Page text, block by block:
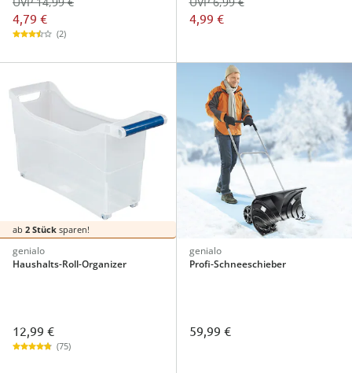
4,79 €
(2)
4,99 €
ab 2 Stück sparen!
genialo
Haushalts-Roll-Organizer
12,99 €
(75)
genialo
Profi-Schneeschieber
59,99 €